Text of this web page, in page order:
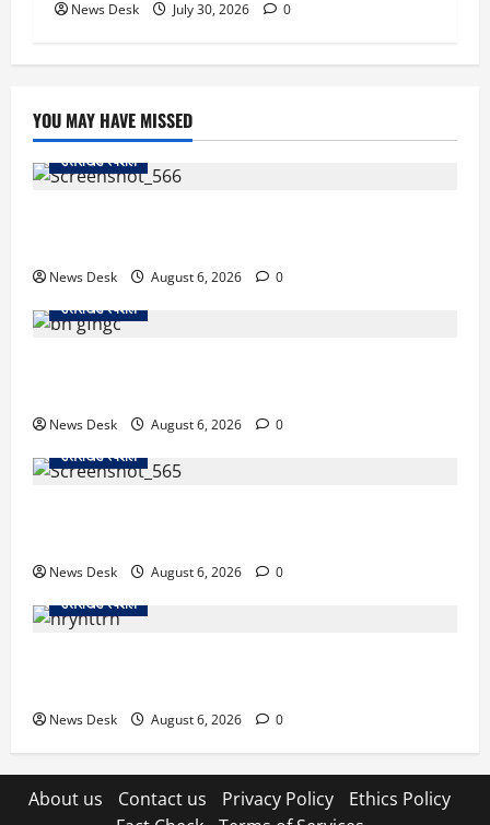
News Desk July 30, 2026 0
YOU MAY HAVE MISSED
उत्तराखंड स्पेशल
News Desk August 6, 2026
0
उत्तराखंड स्पेशल
News Desk August 6, 2026
0
उत्तराखंड स्पेशल
News Desk August 6, 2026
0
उत्तराखंड स्पेशल
News Desk August 6, 2026 0
About us Contact us Privacy Policy
Ethics Policy